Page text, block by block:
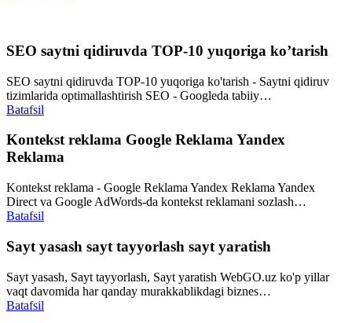
SEO saytni qidiruvda TOP-10 yuqoriga ko’tarish
SEO saytni qidiruvda TOP-10 yuqoriga ko'tarish - Saytni qidiruv
tizimlarida optimallashtirish SEO - Googleda tabiiy…
Batafsil
Kontekst reklama Google Reklama Yandex
Reklama
Kontekst reklama - Google Reklama Yandex Reklama Yandex
Direct va Google AdWords-da kontekst reklamani sozlash…
Batafsil
Sayt yasash sayt tayyorlash sayt yaratish
Sayt yasash, Sayt tayyorlash, Sayt yaratish WebGO.uz ko'p yillar
vaqt davomida har qanday murakkablikdagi biznes…
Batafsil